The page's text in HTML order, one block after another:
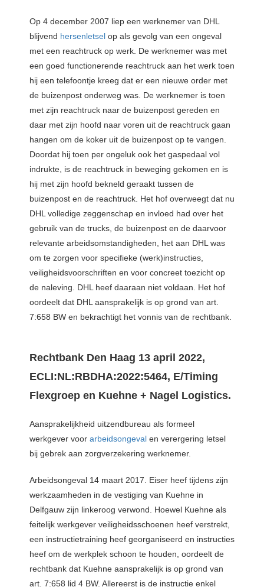
Op 4 december 2007 liep een werknemer van DHL
blijvend hersenletsel op als gevolg van een ongeval
met een reachtruck op werk. De werknemer was met
een goed functionerende reachtruck aan het werk toen
hij een telefoontje kreeg dat er een nieuwe order met
de buizenpost onderweg was. De werknemer is toen
met zijn reachtruck naar de buizenpost gereden en
daar met zijn hoofd naar voren uit de reachtruck gaan
hangen om de koker uit de buizenpost op te vangen.
Doordat hij toen per ongeluk ook het gaspedaal vol
indrukte, is de reachtruck in beweging gekomen en is
hij met zijn hoofd bekneld geraakt tussen de
buizenpost en de reachtruck. Het hof overweegt dat nu
DHL volledige zeggenschap en invloed had over het
gebruik van de trucks, de buizenpost en de daarvoor
relevante arbeidsomstandigheden, het aan DHL was
om te zorgen voor specifieke (werk)instructies,
veiligheidsvoorschriften en voor concreet toezicht op
de naleving. DHL heef daaraan niet voldaan. Het hof
oordeelt dat DHL aansprakelijk is op grond van art.
7:658 BW en bekrachtigt het vonnis van de rechtbank.
Rechtbank Den Haag 13 april 2022,
ECLI:NL:RBDHA:2022:5464, E/Timing
Flexgroep en Kuehne + Nagel Logistics.
Aansprakelijkheid uitzendbureau als formeel
werkgever voor arbeidsongeval en verergering letsel
bij gebrek aan zorgverzekering werknemer.
Arbeidsongeval 14 maart 2017. Eiser heef tijdens zijn
werkzaamheden in de vestiging van Kuehne in
Delfgauw zijn linkeroog verwond. Hoewel Kuehne als
feitelijk werkgever veiligheidsschoenen heef verstrekt,
een instructietraining heef georganiseerd en instructies
heef om de werkplek schoon te houden, oordeelt de
rechtbank dat Kuehne aansprakelijk is op grond van
art. 7:658 lid 4 BW. Allereerst is de instructie enkel